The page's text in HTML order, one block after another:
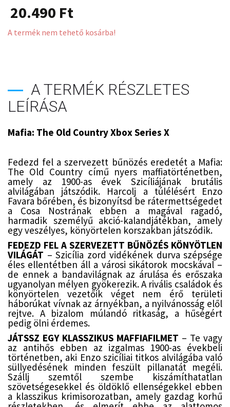
20.490 Ft
A termék nem tehető kosárba!
A TERMÉK RÉSZLETES
LEÍRÁSA
Mafia: The Old Country Xbox Series X
Fedezd fel a szervezett bűnözés eredetét a Mafia:
The Old Country című nyers maffiatörténetben,
amely az 1900-as évek Szicíliájának brutális
alvilágában játszódik. Harcolj a túlélésért Enzo
Favara bőrében, és bizonyítsd be rátermettségedet
a Cosa Nostrának ebben a magával ragadó,
harmadik személyű akció-kalandjátékban, amely
egy veszélyes, könyörtelen korszakban játszódik.
FEDEZD FEL A SZERVEZETT BŰNÖZÉS KÖNYÖTLEN
VILÁGÁT – Szicília zord vidékének durva szépsége
éles ellentétben áll a városi sikátorok mocskával –
de ennek a bandavilágnak az árulása és erőszaka
ugyanolyan mélyen gyökerezik. A rivális családok és
könyörtelen vezetőik véget nem érő területi
háborúkat vívnak az árnyékban, a nyilvánosság elől
rejtve. A bizalom múlandó ritkaság, a hűségért
pedig ölni érdemes.
JÁTSSZ EGY KLASSZIKUS MAFFIAFILMET – Te vagy
az antihős ebben az izgalmas 1900-as évekbeli
történetben, aki Enzo szicíliai titkos alvilágába való
süllyedésének minden feszült pillanatát megéli.
Szállj szemtől szembe kiszámíthatatlan
szövetségesekkel és öldöklő ellenségekkel ebben
a klasszikus krimisorozatban, amely gazdag korhű